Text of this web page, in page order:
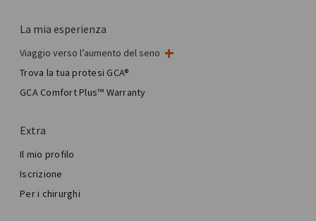
La mia esperienza
Viaggio verso l’aumento del seno
Il mio intervento al seno
Chirurgia mammaria estetica
Total Breast Reconstruction™
Trova la tua protesi GCA®
GCA Comfort Plus™ Warranty
Extra
Il mio profilo
Iscrizione
Per i chirurghi